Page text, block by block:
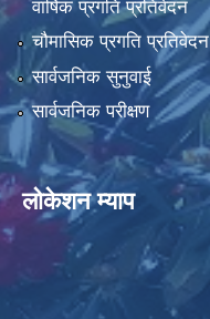
वार्षिक प्रगति प्रतिवेदन
चौमासिक प्रगति प्रतिवेदन
सार्वजनिक सुनुवाई
सार्वजनिक परीक्षण
लोकेशन म्याप